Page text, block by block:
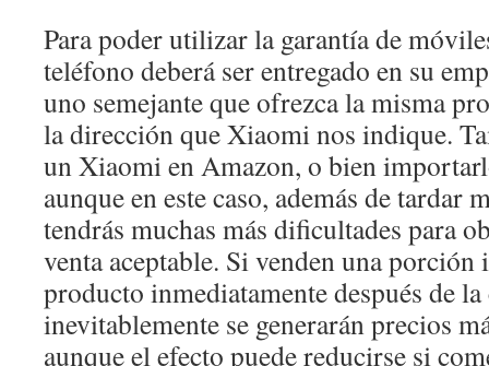
Para poder utilizar la garantía de
teléfono deberá ser entregado en su
uno semejante que ofrezca la misma
la dirección que Xiaomi nos indique.
un Xiaomi en Amazon, o bien
aunque en este caso, además de tardar
tendrás muchas más dificultades para
venta aceptable. Si venden una porción
producto inmediatamente después de la
inevitablemente se generarán precios
aunque el efecto puede reducirse si